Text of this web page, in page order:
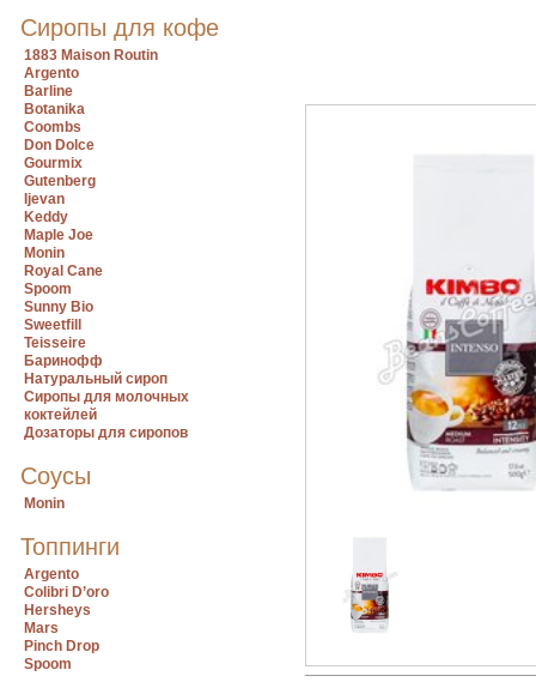
Сиропы для кофе
1883 Maison Routin
Argento
Barline
Botanika
Coombs
Don Dolce
Gourmix
Gutenberg
Ijevan
Keddy
Maple Joe
Monin
Royal Cane
Spoom
Sunny Bio
Sweetfill
Teisseire
Баринофф
Натуральный сироп
Сиропы для молочных
коктейлей
Дозаторы для сиропов
Соусы
Monin
Топпинги
Argento
Colibri D’oro
Hersheys
Mars
Pinch Drop
Spoom